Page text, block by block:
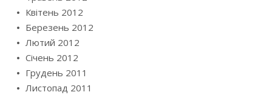
Квітень 2012
Березень 2012
Лютий 2012
Січень 2012
Грудень 2011
Листопад 2011